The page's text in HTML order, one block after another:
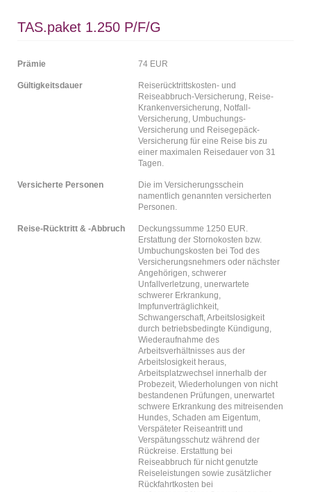
TAS.paket 1.250 P/F/G
Prämie 74 EUR
Gültigkeitsdauer
Reiserücktrittskosten- und
Reiseabbruch-Versicherung, Reise-
Krankenversicherung, Notfall-
Versicherung, Umbuchungs-
Versicherung und Reisegepäck-
Versicherung für eine Reise bis zu
einer maximalen Reisedauer von 31
Tagen.
Versicherte Personen
Die im Versicherungsschein
namentlich genannten versicherten
Personen.
Reise-Rücktritt & -Abbruch
Deckungssumme 1250 EUR.
Erstattung der Stornokosten bzw.
Umbuchungskosten bei Tod des
Versicherungsnehmers oder nächster
Angehörigen, schwerer
Unfallverletzung, unerwartete
schwerer Erkrankung,
Impfunverträglichkeit,
Schwangerschaft, Arbeitslosigkeit
durch betriebsbedingte Kündigung,
Wiederaufnahme des
Arbeitsverhältnisses aus der
Arbeitslosigkeit heraus,
Arbeitsplatzwechsel innerhalb der
Probezeit, Wiederholungen von nicht
bestandenen Prüfungen, unerwartet
schwere Erkrankung des mitreisenden
Hundes, Schaden am Eigentum,
Verspäteter Reiseantritt und
Verspätungsschutz während der
Rückreise. Erstattung bei
Reiseabbruch für nicht genutzte
Reiseleistungen sowie zusätzlicher
Rückfahrtkosten bei